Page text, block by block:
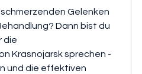
Gelenken
Dann bist du
die
Krasnojarsk sprechen -
und die effektiven